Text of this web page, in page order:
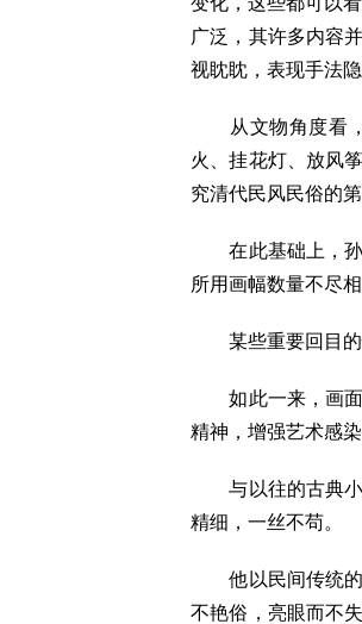
广泛，其许多内容
视眈眈，表现手法
从文物角度看，
火、挂花灯、放风
究清代民风民俗的
在此基础上，孙
所用画幅数量不尽相
某些重要回目的
如此一来，画面
精神，增强艺术感染
与以往的古典
精细，一丝不苟。
他以民间传统的
不艳俗，亮眼而不